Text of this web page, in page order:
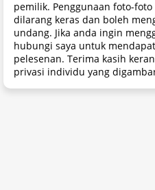
pemilik. Penggunaan foto-
dilarang keras dan boleh
undang. Jika anda ingin
hubungi saya untuk
pelesenan. Terima kasih
privasi individu yang